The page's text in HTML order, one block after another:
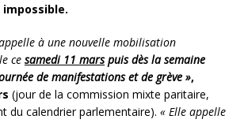
à une nouvelle mobilisation
ce samedi 11 marspuis dès la semaine
de manifestations et de grève »,
(jour de la commission mixte paritaire,
du calendrier parlementaire). « Elle appelle